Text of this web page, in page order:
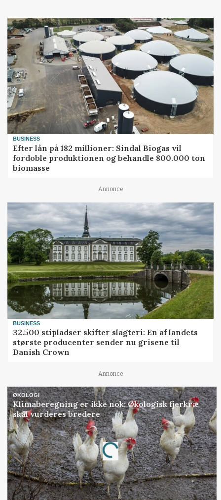
BUSINESS
Efter lån på 182 millioner: Sindal Biogas vil
fordoble produktionen og behandle 800.000 ton
biomasse
Annonce
BUSINESS
32.500 stipladser skifter slagteri: En af landets
største producenter sender nu grisene til
Danish Crown
Annonce
ØKOLOGI
Klimaberegning er ikke nok: Økologisk fjerkræ
skal vurderes bredere
Annonce
Loading...
Jobs